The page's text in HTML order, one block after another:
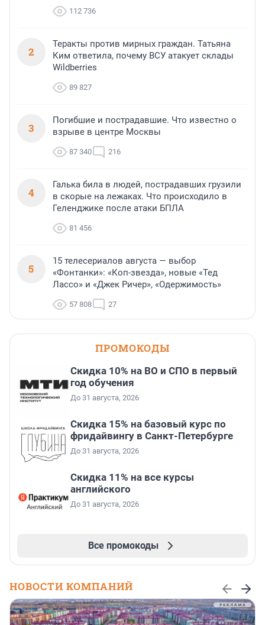
112 736
2
Теракты против мирных граждан. Татьяна
Ким ответила, почему ВСУ атакует склады
Wildberries
89 827
3
Погибшие и пострадавшие. Что известно о
взрыве в центре Москвы
87 340 216
4
Галька била в людей, пострадавших грузили
в скорые на лежаках. Что происходило в
Геленджике после атаки БПЛА
81 456
5
15 телесериалов августа — выбор
«Фонтанки»: «Коп-звезда», новые «Тед
Лассо» и «Джек Ричер», «Одержимость»
57 808 27
ПРОМОКОДЫ
Скидка 10% на ВО и СПО в первый
год обучения
До 31 августа, 2026
Скидка 15% на базовый курс по
фридайвингу в Санкт-Петербурге
До 31 августа, 2026
Скидка 11% на все курсы
английского
До 31 августа, 2026
Все промокоды
НОВОСТИ КОМПАНИЙ